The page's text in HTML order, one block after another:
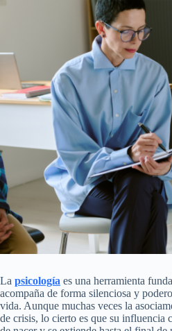
La psicología es una herramienta
acompaña de forma silenciosa y
vida. Aunque muchas veces la
de crisis, lo cierto es que su influencia